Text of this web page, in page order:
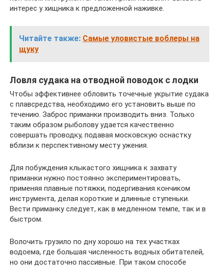
интерес у хищника к предложенной наживке.
Читайте также: Самые уловистые воблеры на
щуку
Ловля судака на отводной поводок с лодки
Чтобы эффективнее обловить точечные укрытие судака
с плавсредства, необходимо его установить выше по
течению. Заброс приманки производить вниз. Только
таким образом рыболову удается качественно
совершать проводку, подавая московскую оснастку
вблизи к перспективному месту ужения.
Для побуждения клыкастого хищника к захвату
приманки нужно постоянно экспериментировать,
применяя плавные потяжки, подергивания кончиком
инструмента, делая короткие и длинные ступеньки.
Вести приманку следует, как в медленном темпе, так и в
быстром.
Волочить грузило по дну хорошо на тех участках
водоема, где большая численность водных обитателей,
но они достаточно пассивные. При таком способе